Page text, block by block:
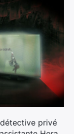
privé